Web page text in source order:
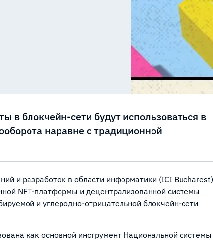
в блокчейн-сети будут использоваться в
наравне с традиционной
и разработок в области информатики (ICI Bucharest)
NFT-платформы и децентрализованной системы
и углеродно-отрицательной блокчейн-сети
как основной инструмент Национальной системы